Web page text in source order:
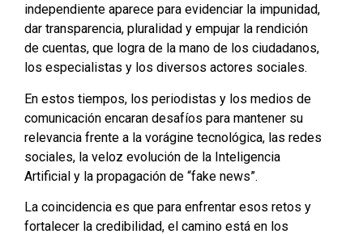
independiente aparece para evidenciar la impunidad,
dar transparencia, pluralidad y empujar la rendición
de cuentas, que logra de la mano de los ciudadanos,
los especialistas y los diversos actores sociales.
En estos tiempos, los periodistas y los medios de
comunicación encaran desafíos para mantener su
relevancia frente a la vorágine tecnológica, las redes
sociales, la veloz evolución de la Inteligencia
Artificial y la propagación de “fake news”.
La coincidencia es que para enfrentar esos retos y
fortalecer la credibilidad, el camino está en los